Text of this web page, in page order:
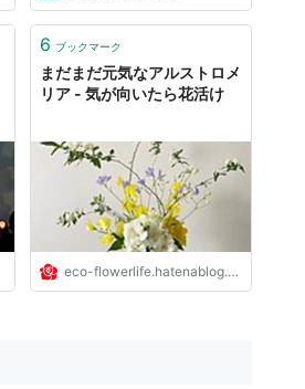
6 ブックマーク
まだまだ元気なアルストロメ
リア - 気が向いたら花活け
eco-flowerlife.hatenablog.com